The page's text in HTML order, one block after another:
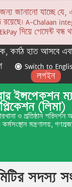
জানানো যাচ্ছে যে,
রয়েছে। A-Chalaan
EkPay দিয়ে পেমেন্ট বন্ধ
কর্মঠ হাত আসবে
Switch to
লগইন
ইন্সপেকশন
(লিমা)
ও প্রতিষ্ঠান পরিদর্শন
মন্ত্রণালয়,
সদস্য